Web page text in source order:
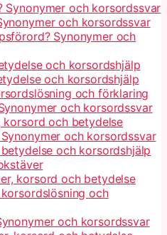
Synonymer och korsordssvar
och korsordssvar
Synonymer och
och korsordshjälp
och korsordshjälp
och förklaring
och korsordssvar
och betydelse
och korsordssvar
och korsordshjälp
korsord och betydelse
och
och korsordssvar